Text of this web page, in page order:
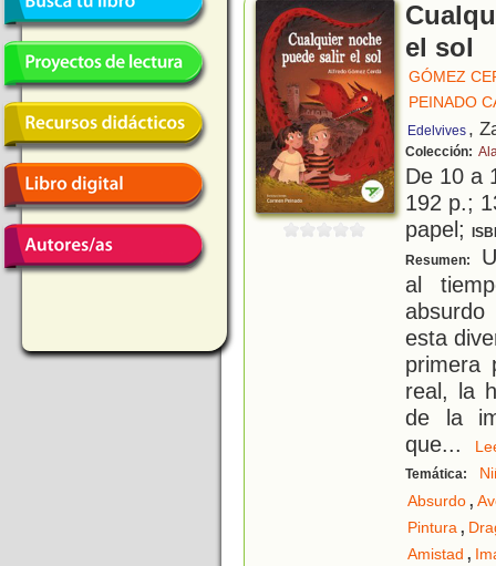
el sol
GÓMEZ
PEINADO
Edelvives ,
Colección:
De 10 a
192 p.;
papel;
Resumen:
al
esta
primera
real, la
de la
que...
Temática:
Absurdo,
Pintura,
Amistad ,